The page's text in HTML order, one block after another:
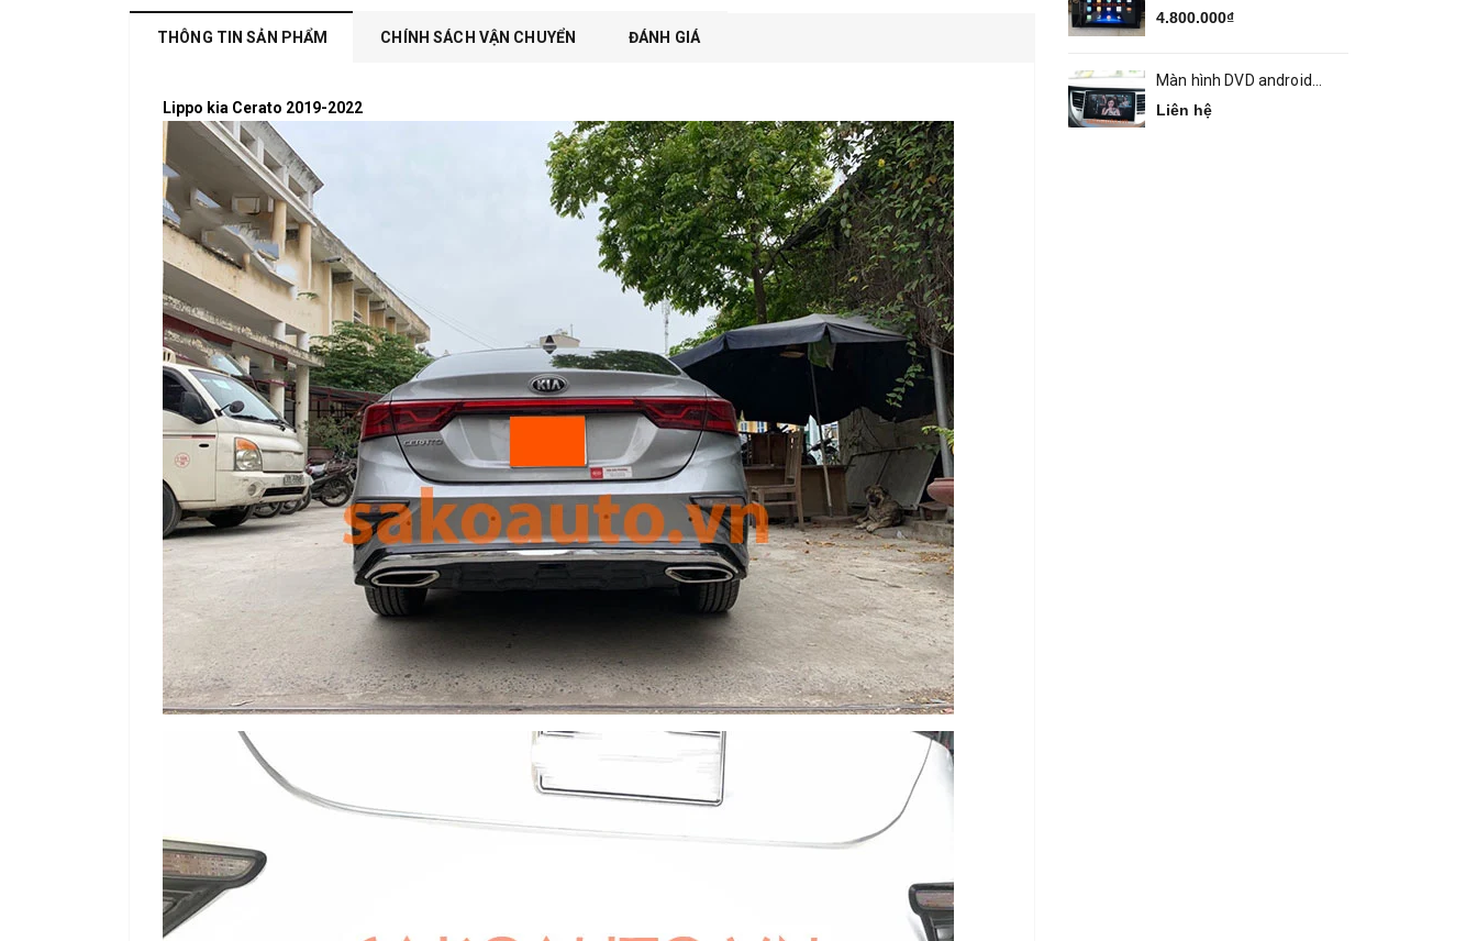
THÔNG TIN SẢN PHẨM CHÍNH SÁCH VẬN CHUYỂN ĐÁNH GIÁ
Lippo kia Cerato 2019-2022
4.800.000₫
Màn hình DVD android
Bravigo Tucson
Liên hệ